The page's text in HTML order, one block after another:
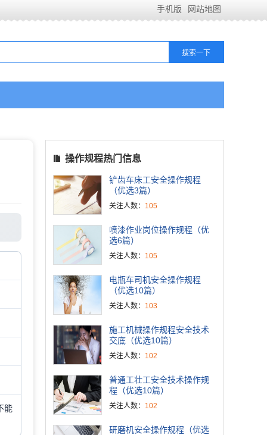
手机版 网站地图
能
操作规程热门信息
铲齿车床工安全操作规程
（优选3篇）
关注人数： 105
喷漆作业岗位操作规程（优
选6篇）
关注人数： 105
电瓶车司机安全操作规程
（优选10篇）
关注人数： 103
施工机械操作规程安全技术
交底（优选10篇）
关注人数： 102
普通工壮工安全技术操作规
程（优选10篇）
关注人数： 102
研磨机安全操作规程（优选